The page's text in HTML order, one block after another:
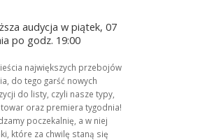
audycja w piątek, 07
po godz. 19:00
największych przebojów
do tego garść nowych
do listy, czyli nasze typy,
towar oraz premiera tygodnia!
poczekalnię, a w niej
które za chwilę staną się